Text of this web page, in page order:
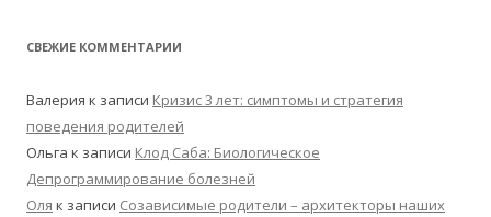
СВЕЖИЕ КОММЕНТАРИИ
Валерия к записи Кризис 3 лет: симптомы и стратегия
поведения родителей
Ольга к записи Клод Саба: Биологическое
Депрограммирование болезней
Оля к записи Созависимые родители – архитекторы наших